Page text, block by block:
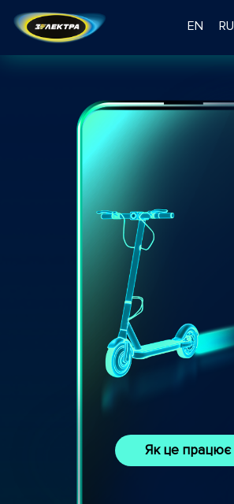
EN RU
Як це працює